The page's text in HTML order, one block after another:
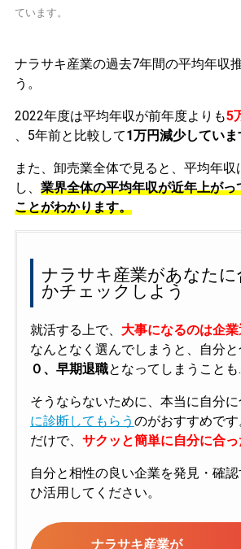
ています。
ナラサキ産業の過去7年間の平均年収
う。
2022年度は平均年収が前年度よりも5
、5年前と比較して1万円減少していま
また、卸売業全体で見ると、平均年収
し、 業界全体の平均年収が近年上がっ
ことがわかります。
ナラサキ産業があなたに
かチェックしよう
就活する上で、 大事になるのは企
なんとなく選んでしまうと、自分と
０、早期退職となってしまうことも
そうならないために、本当に自分
に診断してもらう のがおすすめで
だけで、 サクッと簡単に自分に合
自分と相性の良い企業を発見・確
ひ活用してください。
ナラサキ産業が